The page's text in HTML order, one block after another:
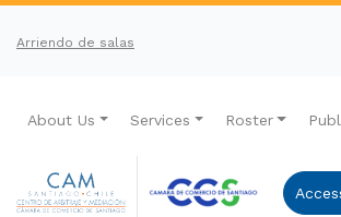
Arriendo de salas
About Us Services Roster